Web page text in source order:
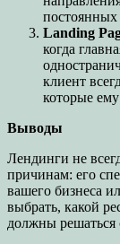
постоянных
Landing
когда
клиент
которые
Выводы
Лендинги не
причинам: его
вашего бизнеса
выбрать, какой
должны